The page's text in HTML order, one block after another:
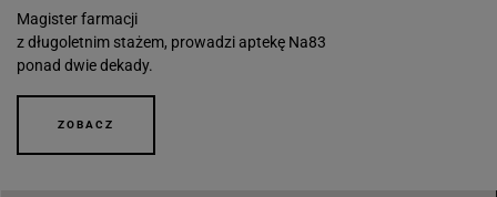
Magister farmacji
z długoletnim stażem, prowadzi aptekę Na83
ponad dwie dekady.
ZOBACZ